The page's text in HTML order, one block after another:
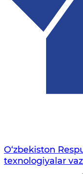
O‘zbekiston
texnologiyalar